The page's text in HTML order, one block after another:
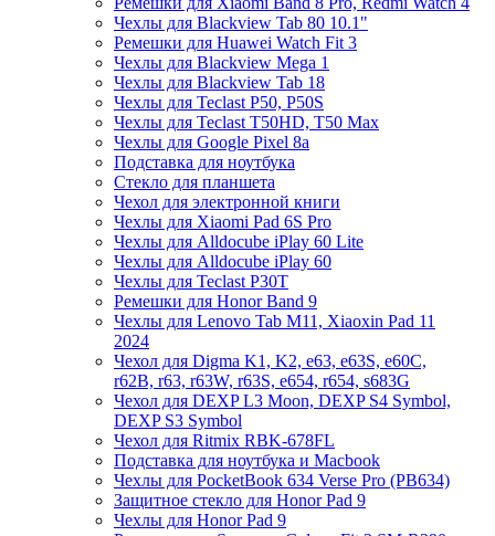
Чехлы для Blackview Tab 80 10.1"
Ремешки для Huawei Watch Fit 3
Чехлы для Blackview Mega 1
Чехлы для Blackview Tab 18
Чехлы для Teclast P50, P50S
Чехлы для Teclast T50HD, T50 Max
Чехлы для Google Pixel 8a
Подставка для ноутбука
Стекло для планшета
Чехол для электронной книги
Чехлы для Xiaomi Pad 6S Pro
Чехлы для Alldocube iPlay 60 Lite
Чехлы для Alldocube iPlay 60
Чехлы для Teclast P30T
Ремешки для Honor Band 9
Чехлы для Lenovo Tab M11, Xiaoxin Pad 11
2024
Чехол для Digma K1, K2, e63, e63S, e60C,
r62B, r63, r63W, r63S, e654, r654, s683G
Чехол для DEXP L3 Moon, DEXP S4 Symbol,
DEXP S3 Symbol
Чехол для Ritmix RBK-678FL
Подставка для ноутбука и Macbook
Чехлы для PocketBook 634 Verse Pro (PB634)
Защитное стекло для Honor Pad 9
Чехлы для Honor Pad 9